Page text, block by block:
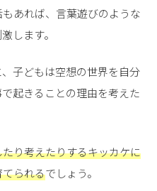
あれば、言葉遊びのような
します。
子どもは空想の世界を自分
起きることの理由を考えた
り考えたりするキッカケに
られるでしょう。